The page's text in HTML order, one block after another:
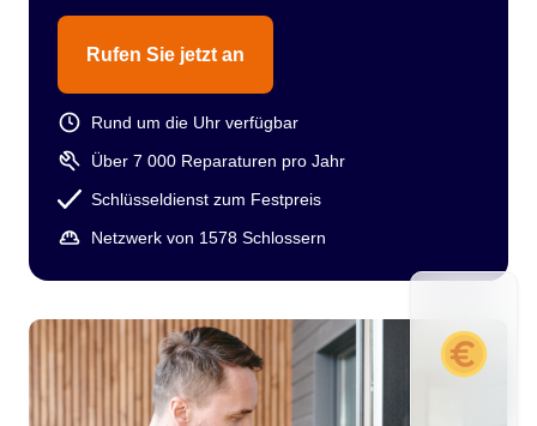
Rufen Sie jetzt an
Rund um die Uhr verfügbar
Über 7 000 Reparaturen pro Jahr
Schlüsseldienst zum Festpreis
Netzwerk von 1578 Schlossern